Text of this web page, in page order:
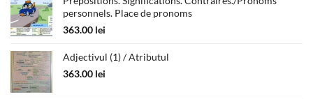
personnels. Place de pronoms
363.00 lei
Adjectivul (1) / Atributul
363.00 lei